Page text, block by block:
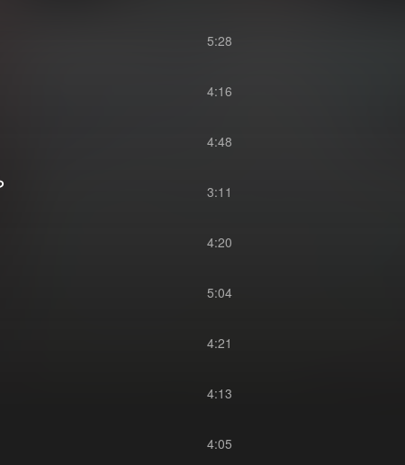
5:28
4:16
4:48
3:11
4:20
5:04
4:21
4:13
4:05